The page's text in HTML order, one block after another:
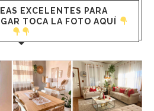
EXCELENTES PARA
TOCA LA FOTO AQUÍ